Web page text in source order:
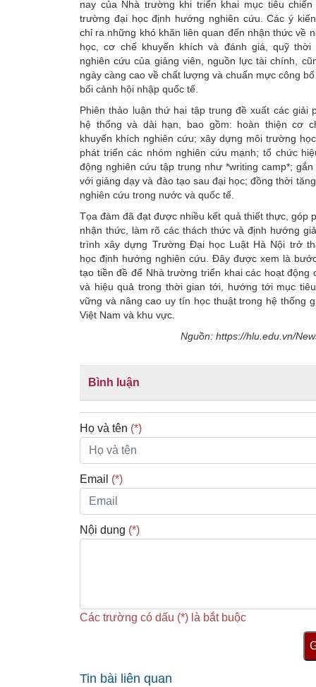
nay của Nhà trường khi triển khai mục tiêu
trường đại học định hướng nghiên cứu. Các ý
chỉ ra những khó khăn liên quan đến nhận thức về
học, cơ chế khuyến khích và đánh giá, quỹ thời
nghiên cứu của giảng viên, nguồn lực tài chính,
ngày càng cao về chất lượng và chuẩn mực công
bối cảnh hội nhập quốc tế.
Phiên thảo luận thứ hai tập trung đề xuất các giải
hệ thống và dài hạn, bao gồm: hoàn thiện cơ
khuyến khích nghiên cứu; xây dựng môi trường
phát triển các nhóm nghiên cứu mạnh; tổ chức
động nghiên cứu tập trung như *writing camp*;
với giảng dạy và đào tạo sau đại học; đồng thời
nghiên cứu trong nước và quốc tế.
Tọa đàm đã đạt được nhiều kết quả thiết thực, góp
nhận thức, làm rõ các thách thức và định hướng
trình xây dựng Trường Đại học Luật Hà Nội trở
học định hướng nghiên cứu. Đây được xem là
tạo tiền đề để Nhà trường triển khai các hoạt động
và hiệu quả trong thời gian tới, hướng tới mục
vững và nâng cao uy tín học thuật trong hệ thống
Việt Nam và khu vực.
Nguồn: https://hlu.edu.vn/
Bình luận
Họ và tên (*)
Email (*)
Nội dung (*)
Các trường có dấu (*) là bắt buộc
Tin bài liên quan